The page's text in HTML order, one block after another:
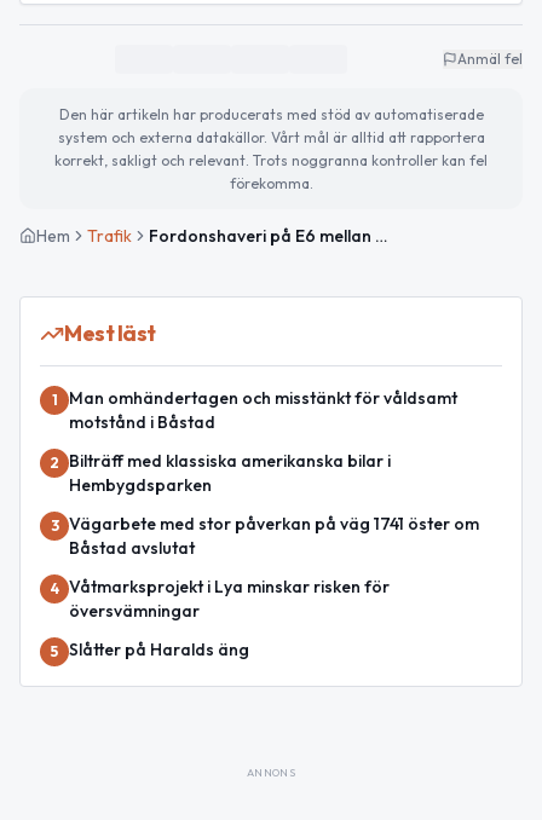
Anmäl fel
Den här artikeln har producerats med stöd av automatiserade
system och externa datakällor. Vårt mål är alltid att rapportera
korrekt, sakligt och relevant. Trots noggranna kontroller kan fel
förekomma.
Hem Trafik Fordonshaveri på E6 mellan Ö Karup och Skottorp med stor påverkan
Mest läst
1
Man omhändertagen och misstänkt för våldsamt
motstånd i Båstad
2
Bilträff med klassiska amerikanska bilar i
Hembygdsparken
3 Vägarbete med stor påverkan på väg 1741 öster om
Båstad avslutat
4 Våtmarksprojekt i Lya minskar risken för
översvämningar
5 Slåtter på Haralds äng
ANNONS